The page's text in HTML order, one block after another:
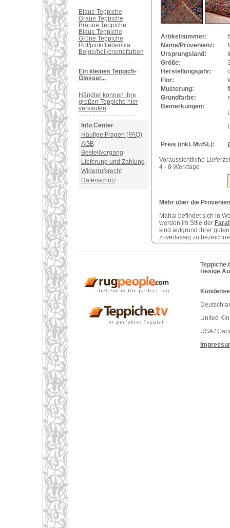
Blaue Teppiche
Graue Teppiche
Braune Teppiche
Blaue Teppiche
Grüne Teppiche
Rot/pink/flieder/lila
Beige/hell/cremefarben
Ein kleines Teppich-
Glossar...
Händler können ihre
großen Teppiche hier
verkaufen
Info Center
Häufige Fragen (FAQ)
AGB
Bestellvorgang
Lieferung und Zahlung
Widerrufsrecht
Datenschutz
Artikelnummer:
Name/Provenienz:
Ursprungsland:
Größe:
Herstellungsjahr:
Flor:
Musterung:
Grundfarbe:
Bemerkungen:
Preis (inkl. MwSt.):
Voraussichtliche
4 - 8 Werktage
Mehr über die
Mahal befindet sich in
werden im Stile der
sind aufgrund ihrer
zuverlässig zu
riesige
United
USA /